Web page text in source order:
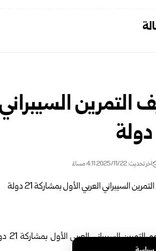
السيبراني
اخر تحديث: 2025/11/22 4:11 مساءً